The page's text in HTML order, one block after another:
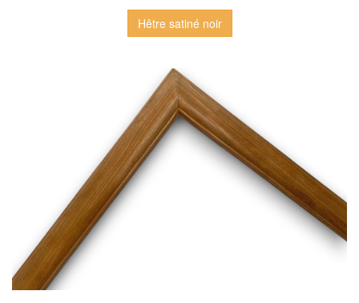
Hêtre satiné noir